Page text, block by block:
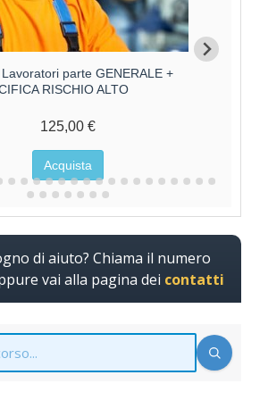
parte SPECIFICA RISCHIO
MEDIO
85,00 €
Acquista
di aiuto? Chiama il numero
vai alla pagina dei contatti